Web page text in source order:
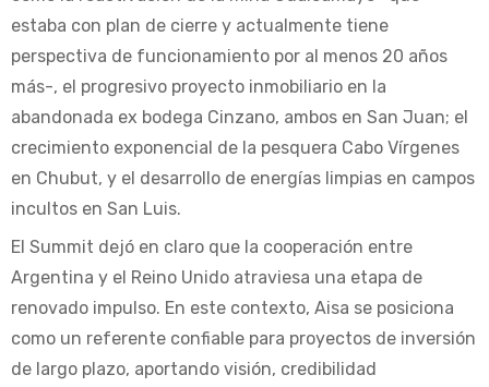
estaba con plan de cierre y actualmente tiene
perspectiva de funcionamiento por al menos 20 años
más-, el progresivo proyecto inmobiliario en la
abandonada ex bodega Cinzano, ambos en San Juan; el
crecimiento exponencial de la pesquera Cabo Vírgenes
en Chubut, y el desarrollo de energías limpias en campos
incultos en San Luis.
El Summit dejó en claro que la cooperación entre
Argentina y el Reino Unido atraviesa una etapa de
renovado impulso. En este contexto, Aisa se posiciona
como un referente confiable para proyectos de inversión
de largo plazo, aportando visión, credibilidad